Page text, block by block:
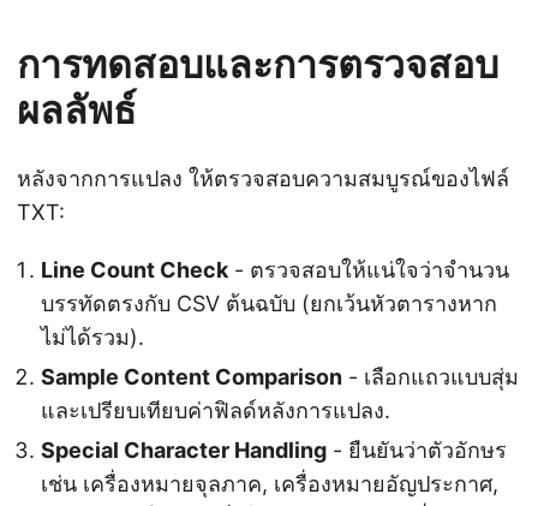
การทดสอบและการตรวจสอบ
ผลลัพธ์
หลังจากการแปลง ให้ตรวจสอบความสมบูรณ์ของไฟล์
TXT:
Line Count Check - ตรวจสอบให้แน่ใจว่าจำนวน
บรรทัดตรงกับ CSV ต้นฉบับ (ยกเว้นหัวตารางหาก
ไม่ได้รวม).
Sample Content Comparison - เลือกแถวแบบสุ่ม
และเปรียบเทียบค่าฟิลด์หลังการแปลง.
Special Character Handling - ยืนยันว่าตัวอักษร
เช่น เครื่องหมายจุลภาค, เครื่องหมายอัญประกาศ,